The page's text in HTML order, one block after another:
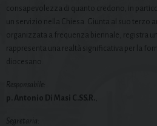
consapevolezza di quanto credono, in
un servizio nella Chiesa. Giunta al suo terzo
organizzata a frequenza biennale, registra
rappresenta una realtà significativa per la
diocesano.
Responsabile:
p. Antonio Di Masi C.SS.R.
Segretaria: